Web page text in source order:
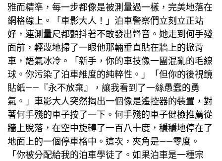
雅而精準，每一步都像是被測量過一樣，完美地落在
網格線上。「車影大人！」泊車警察們立刻立正站
好，連測量尺都顫抖著不敢發出聲音。她走到何手殘
面前，輕蔑地掃了一眼他那輛垂直貼在牆上的掀背
車，語氣冰冷。「新手，你的車技像一團混亂的毛線
球。你污染了泊車維度的純粹性。」「但你的後視鏡
貼紙——『永不放棄』，讓我看到了一絲愚蠢的勇
氣。」車影大人突然掏出一個像是遙控器的裝置，對
著何手殘的車子按了一下。何手殘的車子健檢推薦從
牆上脫落，在空中旋轉了一百八十度，穩穩地停在了
地面上的一個停車格中。這次，夾角是——零度。
「你被分配給我的泊車學徒了。如果泊車是一種宗